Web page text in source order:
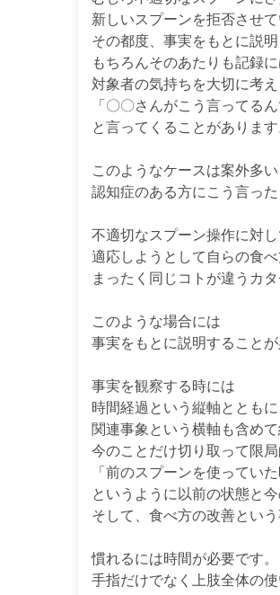
新しいスプーンを拒否させ
その都度、事実をもとに説
もちろんそのあたりも記録
対象者の気持ちを大切に考
「〇〇さんがこう言ってるん
と言ってくることがあります
このようなケースは案外多
認知症のある方にこう言っ
不適切なスプーン操作に対し
適応しようとして自らの食
まったく同じコトが違うカ
このような場合には
事実をもとに説明することが
事実を観察する時には
時間経過という縦軸とともに
関連事象という横軸も含め
今のことだけ切り取って限
「前のスプーンを使ってい
というように以前の状態と
そして、食べ方の改善とい
慣れるには時間が必要です。
手指だけでなく上肢全体の